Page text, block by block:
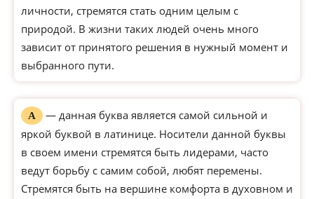
личности, стремятся стать одним целым с
природой. В жизни таких людей очень много
зависит от принятого решения в нужный момент и
выбранного пути.
А
— данная буква является самой сильной и
яркой буквой в латинице. Носители данной буквы
в своем имени стремятся быть лидерами, часто
ведут борьбу с самим собой, любят перемены.
Стремятся быть на вершине комфорта в духовном и